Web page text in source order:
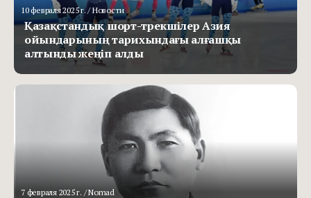
10 февраля 2025 г./ Новости
Қазақстандық шорт-трекшілер Азия
ойындарының тарихындағы алғашқы
алтынды жеңіп алды
7 февраля 2025 г. / Nomad